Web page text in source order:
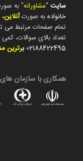
سایت"مشاورانه" به صورت 24 ساعته در
خانوادهبه صورت
تمام صفحات مرتبط می
تعداد بالای سوالات،
02188422495 برترین
همکاری با سازمان